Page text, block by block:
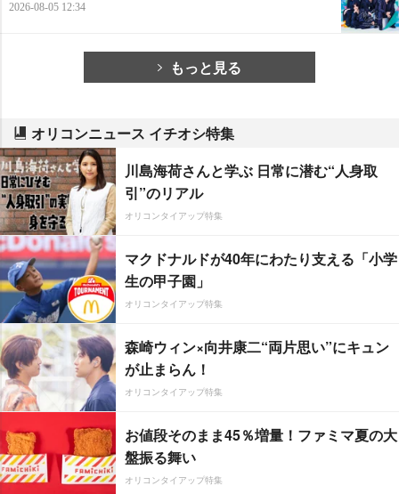
2026-08-05 12:34
もっと見る
オリコンニュース イチオシ特集
川島海荷さんと学ぶ 日常に潜む“人身取
引”のリアル
オリコンタイアップ特集
マクドナルドが40年にわたり支える「小学
生の甲子園」
オリコンタイアップ特集
森崎ウィン×向井康二“両片思い”にキュン
が止まらん！
オリコンタイアップ特集
お値段そのまま45％増量！ファミマ夏の大
盤振る舞い
オリコンタイアップ特集